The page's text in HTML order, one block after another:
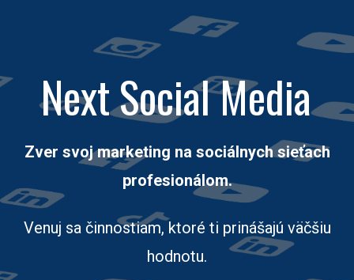
Next Social Media
Zver svoj marketing na sociálnych sieťach
profesionálom.
Venuj sa činnostiam, ktoré ti prinášajú väčšiu
hodnotu.